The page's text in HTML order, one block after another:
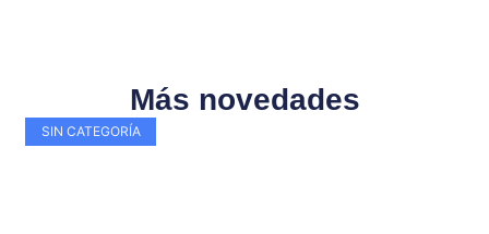
Más novedades
SIN CATEGORÍA